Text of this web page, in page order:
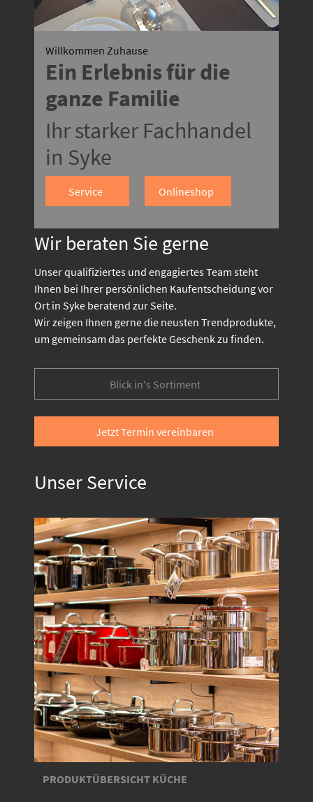
Willkommen Zuhause
Ein Erlebnis für die
ganze Familie
Ihr starker Fachhandel
in Syke
Service Onlineshop
Wir beraten Sie gerne
Unser qualifiziertes und engagiertes Team steht
Ihnen bei Ihrer persönlichen Kaufentscheidung vor
Ort in Syke beratend zur Seite.
Wir zeigen Ihnen gerne die neusten Trendprodukte,
um gemeinsam das perfekte Geschenk zu finden.
Blick in's Sortiment
Jetzt Termin vereinbaren
Unser Service
PRODUKTÜBERSICHT KÜCHE